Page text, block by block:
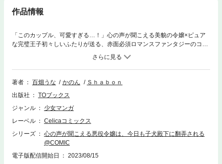
作品情報
「このカップル、可愛すぎる…！」心の声が聞こえる美貌の令嬢×ピュア
な完璧王子初々しいふたりが送る、赤面必須ロマンスファンタジーのコミ
カライズ第1巻！【あらすじ】圧倒的な美貌で妖艶姫と呼ばれる公爵令
嬢・エレノア。彼女には、人の本音『心の声』が聞こえるという秘密があ
った。打算、嫉妬、中傷など、悪意に晒され続けたエレノアは、いつしか
心を閉ざし、恋をすることも諦めていた。しかし、王子・アシェルとの出
舞い、誰が見てもパーフェクトな人物かと思いきや…「ふうー、緊張する
なぁ。よーし、がんばるぞー！えい、えい、おー！」実は弱気で少年のよ
ノア。やがてそれは、アシェルへの恋心に変わっていき……？
著者 百畑うな かのん
Ｓｈａｂｏｎ
出版社
TOブックス
ジャンル
少女マンガ
レーベル
Celicaコミックス
シリーズ
心の声が聞こえる悪役令嬢は、今日も子犬殿下に翻弄される
@COMIC
電子版配信開始日
2023/08/15